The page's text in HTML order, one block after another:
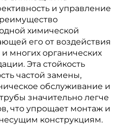
и управление
химической
его от воздействия
многих органических
Эта стойкость
частой замены,
обслуживание и
значительно легче
что упрощает монтаж и
конструкциям.